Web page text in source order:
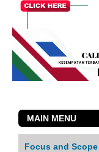
MAIN MENU
Focus and Scope